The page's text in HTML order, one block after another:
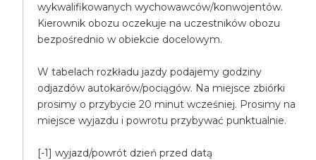
wykwalifikowanych wychowawców/konwojentów.
Kierownik obozu oczekuje na uczestników obozu
bezpośrednio w obiekcie docelowym.
W tabelach rozkładu jazdy podajemy godziny
odjazdów autokarów/pociągów. Na miejsce zbiórki
prosimy o przybycie 20 minut wcześniej. Prosimy na
miejsce wyjazdu i powrotu przybywać punktualnie.
[-1] wyjazd/powrót dzień przed datą